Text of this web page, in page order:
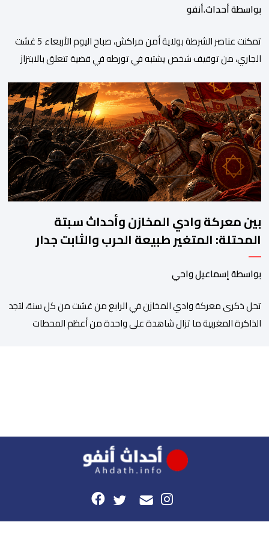
بواسطة أحداث.أنفو
تمكنت عناصر الشرطة بولاية أمن مراكش، صباح اليوم الأربعاء 5 غشت
الجاري، من توقيف شخص يشتبه في تورطه في قضية تتعلق بالابتزاز
سائحين أجنبيين للابتزاز بالمدينة العتيقة بمراكش، وطالبهما بمبلغ مالي
غير مستحق بدعوى ممارسة نشاط مرتبط بالإرشاد السياحي بدون
رخصة، وهي الأفعال الإجرامية التي […]
بين معركة وادي المخازن وأحداث سبتة
المحتلة: المتغير طبيعة الحرب والثابت جدار
الصد الوطني
بواسطة إسماعيل واحي
تحل ذكرى معركة وادي المخازن في الرابع من غشت من كل سنة، لتجد
الذاكرة المغربية ما تزال شاهدة على واحدة من أعظم المحطات